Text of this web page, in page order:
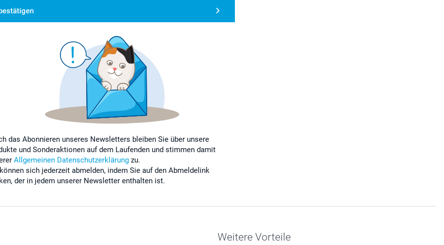
das Abonnieren unseres Newsletters bleiben Sie über unsere
und Sonderaktionen auf dem Laufenden und stimmen damit
Allgemeinen Datenschutzerklärung zu.
sich jederzeit abmelden, indem Sie auf den Abmeldelink
der in jedem unserer Newsletter enthalten ist.
Weitere Vorteile